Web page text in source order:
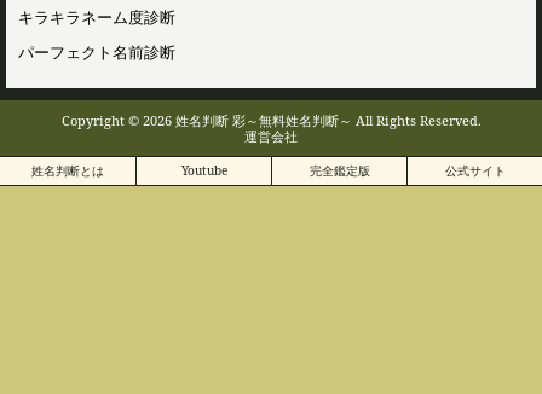
キラキラネーム度診断
パーフェクト名前診断
Copyright © 2026 姓名判断 彩～無料姓名判断～ All Rights Reserved.
運営会社
姓名判断とは Youtube 完全鑑定版 公式サイト